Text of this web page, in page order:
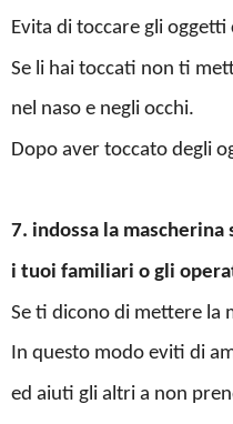
Evita di toccare gli
Se li hai toccati non ti
nel naso e negli occhi.
Dopo aver toccato degli
7. indossa la
i tuoi familiari o gli
Se ti dicono di mettere la
In questo modo eviti di
ed aiuti gli altri a non